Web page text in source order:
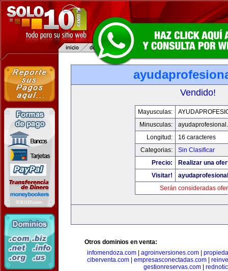
Vendido!
Mayusculas:
Minusculas:
Longitud:
16 caracteres
Categorias:
Sin Clasificar
Precio:
Realizar una
Visitar!
Serán consideradas
Otros dominios en venta:
infomendoza.com
agroinversiones.com
ciberventa.com| empresasconectadas.com|
gestionreservas.com